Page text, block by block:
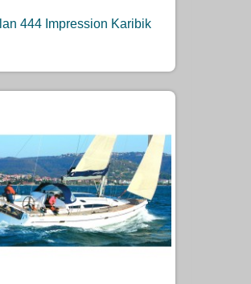
444 Impression Karibik